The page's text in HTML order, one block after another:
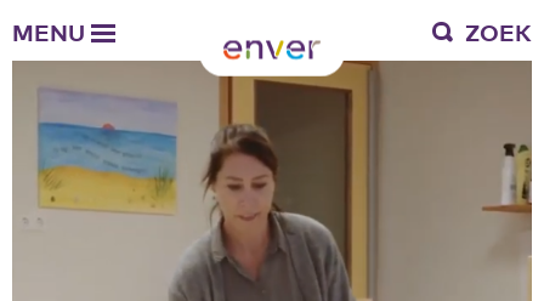
MENU ZOEK
Waar we voor staan
Bestuur en toezicht
Zakelijke gegevens